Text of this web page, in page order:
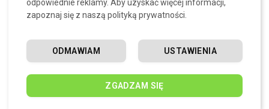
Cisza w wielkim mieście – dlaczego parametry
21 LIPCA, 2026
odpowiednie reklamy. Aby uzyskać więcej informacji,
zapoznaj się z naszą polityką prywatności.
ZGADZAM SIĘ
USTAWIENIA
ODMAWIAM